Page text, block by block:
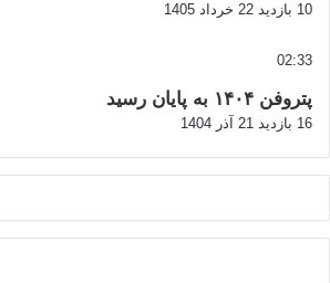
10 بازدید 22 خرداد 1405
02:33
پتروفن ۱۴۰۴ به پایان رسید
16 بازدید 21 آذر 1404